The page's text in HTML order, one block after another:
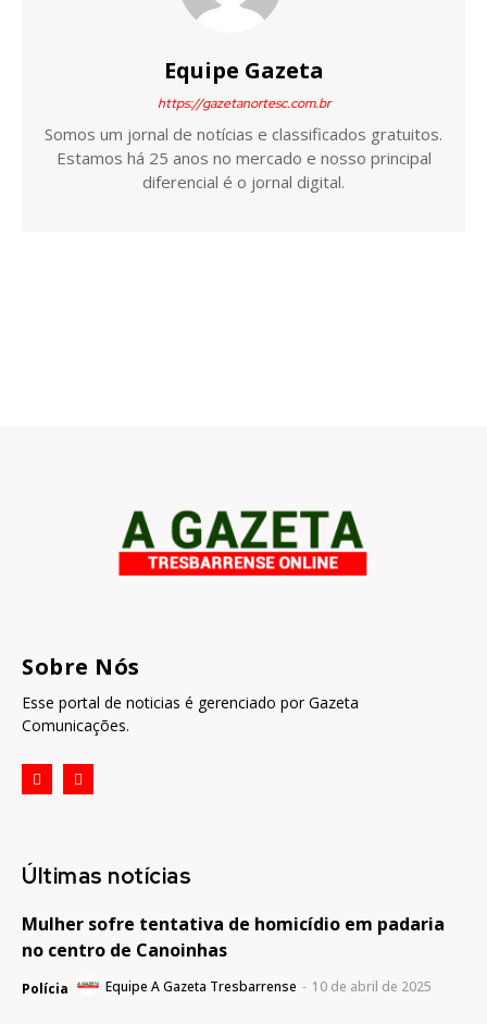
Equipe Gazeta
https://gazetanortesc.com.br
Somos um jornal de notícias e classificados gratuitos.
Estamos há 25 anos no mercado e nosso principal
diferencial é o jornal digital.
Sobre Nós
Esse portal de noticias é gerenciado por Gazeta
Comunicações.
Últimas notícias
Mulher sofre tentativa de homicídio em padaria
no centro de Canoinhas
Polícia Equipe A Gazeta Tresbarrense - 10 de abril de 2025